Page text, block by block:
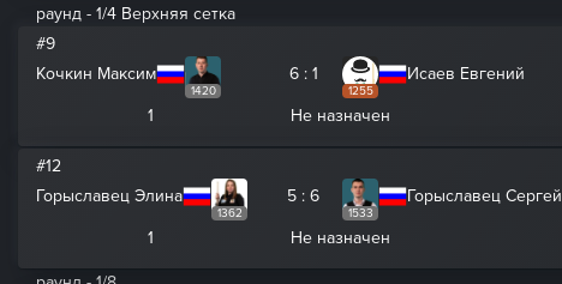
раунд - 1/4 Верхняя сетка
#9
Кочкин Максим
1420
6 : 1
1255
Исаев Евгений
1 Не назначен
#12
Горыславец Элина
1362
5 : 6
1533
Горыславец Сергей
1 Не назначен